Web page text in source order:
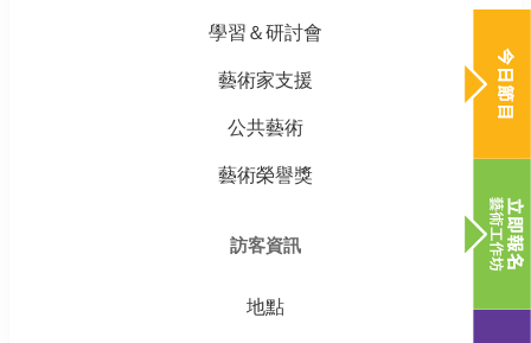
學習＆研討會
藝術家支援
公共藝術
藝術榮譽獎
訪客資訊
地點